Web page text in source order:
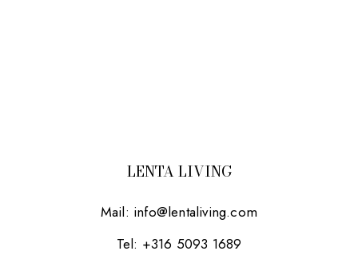
LENTA LIVING
Mail: info@lentaliving.com
Tel: +316 5093 1689